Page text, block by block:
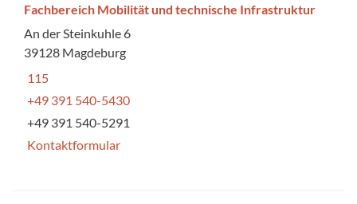
Fachbereich Mobilität und technische Infrastruktur
An der Steinkuhle 6
39128 Magdeburg
115
+49 391 540-5430
+49 391 540-5291
Kontaktformular